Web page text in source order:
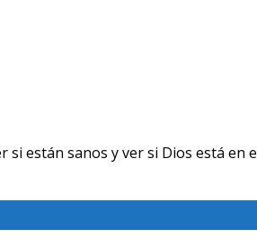
están sanos y ver si Dios está en